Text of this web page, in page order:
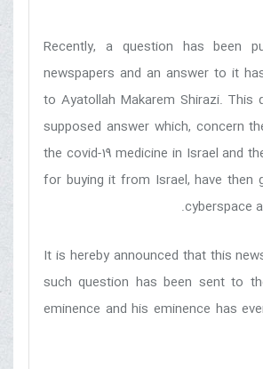
Recently, a question has been
newspapers and an answer to it
to Ayatollah Makarem Shirazi. This
supposed answer which, concern
the covid-19 medicine in Israel and
for buying it from Israel, have then
cyberspace
It is hereby announced that this
such question has been sent to
eminence and his eminence has